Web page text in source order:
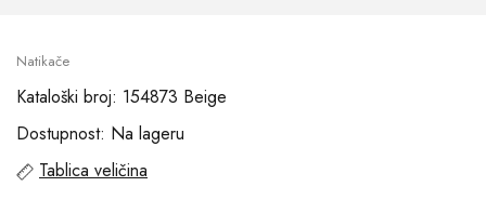
Natikače
Kataloški broj: 154873 Beige
Dostupnost: Na lageru
Tablica veličina